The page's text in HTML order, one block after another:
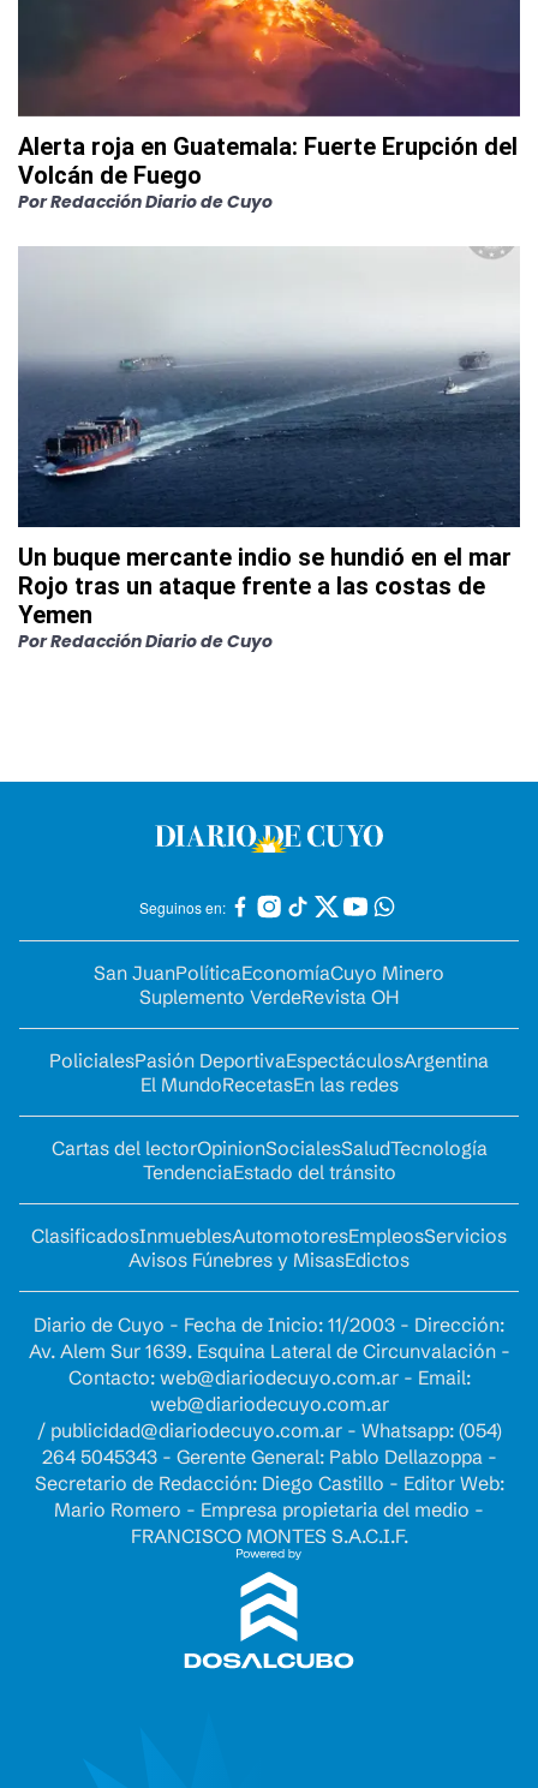
Alerta roja en Guatemala: Fuerte Erupción del
Volcán de Fuego
PorRedacción Diario de Cuyo
Un buque mercante indio se hundió en el mar
Rojo tras un ataque frente a las costas de
Yemen
PorRedacción Diario de Cuyo
Seguinos en:
San JuanPolíticaEconomíaCuyo Minero
Suplemento VerdeRevista OH
PolicialesPasión DeportivaEspectáculosArgentina
El MundoRecetasEn las redes
Cartas del lectorOpinionSocialesSaludTecnología
TendenciaEstado del tránsito
ClasificadosInmueblesAutomotoresEmpleosServicios
Avisos Fúnebres y MisasEdictos
Diario de Cuyo - Fecha de Inicio: 11/2003 - Dirección:
Av. Alem Sur 1639. Esquina Lateral de Circunvalación -
Contacto: web@diariodecuyo.com.ar- Email:
web@diariodecuyo.com.ar
/ publicidad@diariodecuyo.com.ar- Whatsapp: (054)
264 5045343 - Gerente General: Pablo Dellazoppa -
Secretario de Redacción: Diego Castillo - Editor Web:
Mario Romero - Empresa propietaria del medio -
FRANCISCO MONTES S.A.C.I.F.